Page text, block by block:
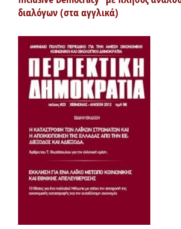
διαλόγων (στα αγγλικά)